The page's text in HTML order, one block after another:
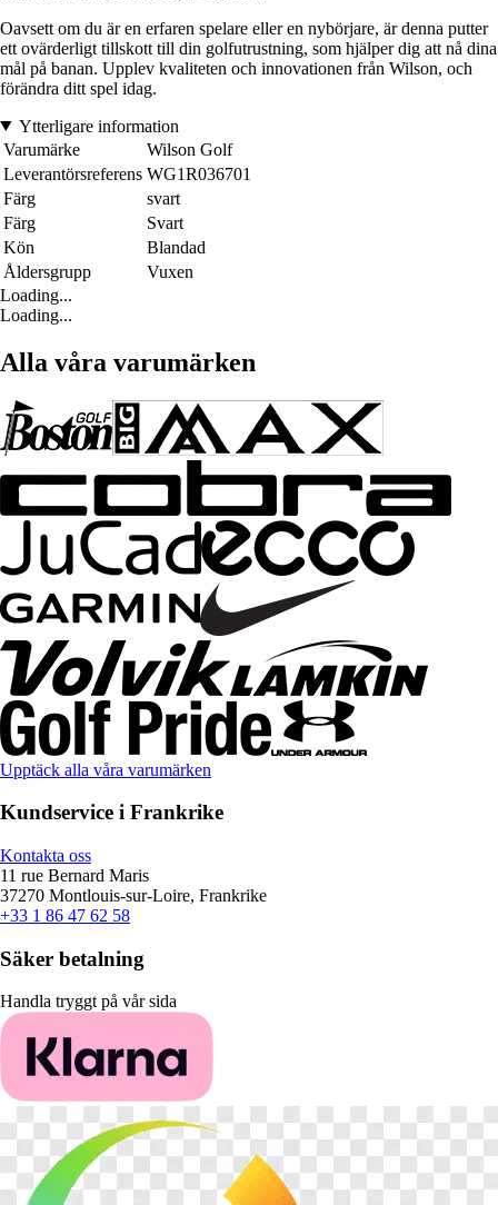
Oavsett om du är en erfaren spelare eller en nybörjare, är denna putter
ett ovärderligt tillskott till din golfutrustning, som hjälper dig att nå dina
mål på banan. Upplev kvaliteten och innovationen från Wilson, och
förändra ditt spel idag.
Ytterligare information
Varumärke
Wilson Golf
Leverantörsreferens WG1R036701
Färg
svart
Färg
Svart
Kön
Blandad
Åldersgrupp
Vuxen
Loading...
Loading...
Alla våra varumärken
Upptäck alla våra varumärken
Kundservice i Frankrike
Kontakta oss
11 rue Bernard Maris
37270 Montlouis-sur-Loire, Frankrike
+33 1 86 47 62 58
Säker betalning
Handla tryggt på vår sida